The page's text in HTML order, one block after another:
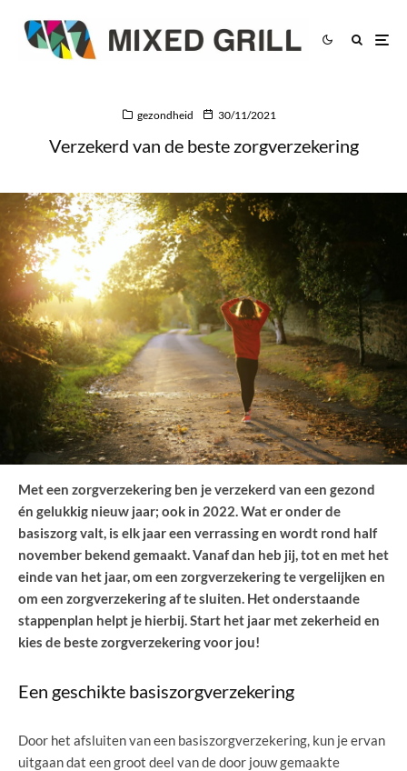
gezondheid 30/11/2021
Verzekerd van de beste zorgverzekering
Met een zorgverzekering ben je verzekerd van een gezond
én gelukkig nieuw jaar; ook in 2022. Wat er onder de
basiszorg valt, is elk jaar een verrassing en wordt rond half
november bekend gemaakt. Vanaf dan heb jij, tot en met het
einde van het jaar, om een zorgverzekering te vergelijken en
om een zorgverzekering af te sluiten. Het onderstaande
stappenplan helpt je hierbij. Start het jaar met zekerheid en
kies de beste zorgverzekering voor jou!
Een geschikte basiszorgverzekering
Door het afsluiten van een basiszorgverzekering, kun je ervan
uitgaan dat een groot deel van de door jouw gemaakte